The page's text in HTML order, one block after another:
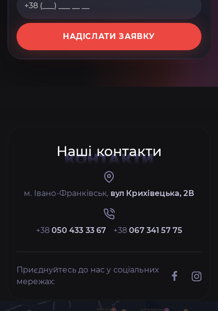
НАДІСЛАТИ ЗАЯВКУ
Наші контакти
КОНТАКТИ
м. Івано-Франківськ, вул Крихівецька, 2В
+38050 433 33 67 +38067 341 57 75
Приєднуйтесь до нас у соціальних
мережах: